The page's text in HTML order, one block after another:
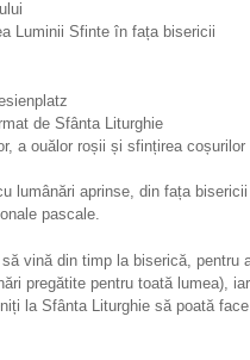
Luminii Sfinte în fața bisericii
de Sfânta Liturghie
a ouălor roșii și sfințirea coșurilor
lumânări aprinse, din fața
pascale.
vină din timp la biserică, pentru
pregătite pentru toată lumea),
la Sfânta Liturghie să poată